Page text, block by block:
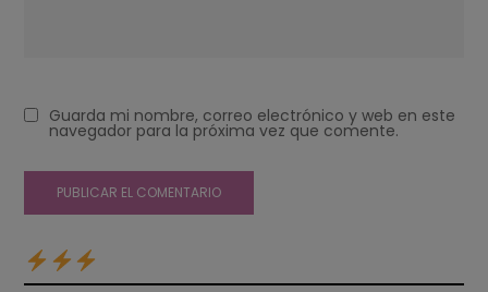
Guarda mi nombre, correo electrónico y web en este
navegador para la próxima vez que comente.